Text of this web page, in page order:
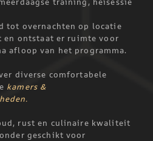
training, heisessie
tot overnachten op locatie
ontstaat er ruimte voor
afloop van het programma.
diverse comfortabele
kamers &
rust en culinaire kwaliteit
geschikt voor